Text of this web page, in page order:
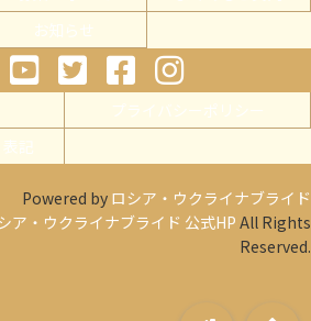
お知らせ
プライバシーポリシー
記
Powered by ロシア・ウクライナブライド
ア・ウクライナブライド 公式HP All Rights
Reserved.